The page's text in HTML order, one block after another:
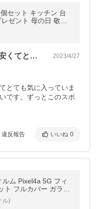
ゼント 母の日 敬老
きん ポイント消費
ダスキンで直接購入するより安くてとても… 2023/4/27
とても気に入っていま
です。ずっとこのスポ
違反報告 いいね 0
ム Pixel4a 5G フィ
ト フルカバー ガラス
ィル
ル)